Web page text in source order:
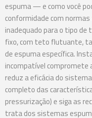
espuma — e como você
conformidade com normas
inadequado para o tipo de
fixo, com teto flutuante,
de espuma específica.
incompatível compromete
reduz a eficácia do
completo das
pressurização) e siga as
trata dos sistemas